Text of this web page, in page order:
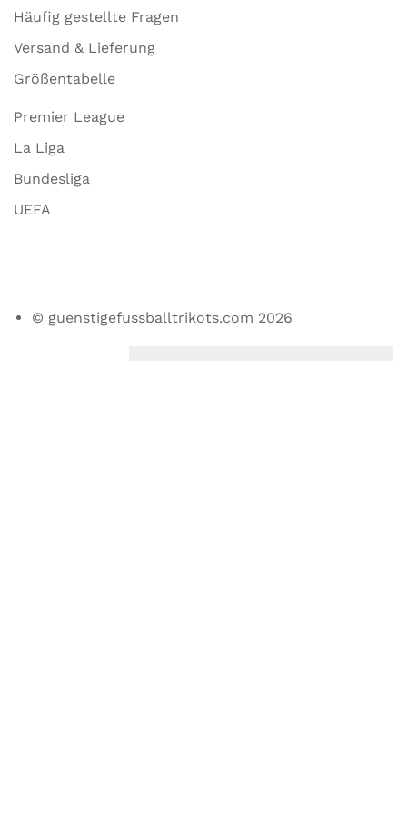
Häufig gestellte Fragen
Versand & Lieferung
Größentabelle
Premier League
La Liga
Bundesliga
UEFA
© guenstigefussballtrikots.com 2026